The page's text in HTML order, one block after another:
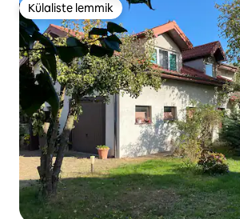
Külaliste lemmik
Külaliste lemmik